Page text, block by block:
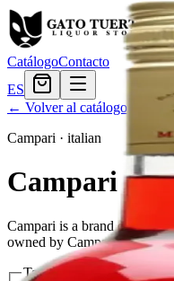
CatálogoContacto
ES
← Volver al catálogo
Campari · italian
Campari
Campari is a brand of
owned by Campari Group.
Tamaño